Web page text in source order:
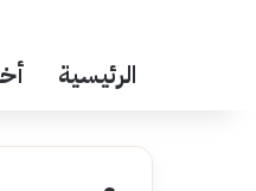
الرئيسية